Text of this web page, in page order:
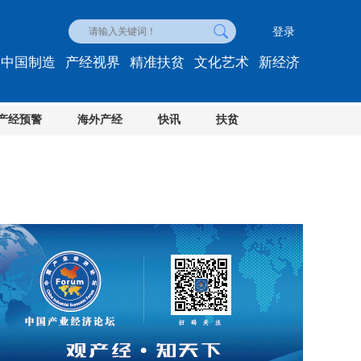
登录
经预警 海外产经 快讯 扶贫
中国制造 产经视界 精准扶贫 文化艺术 新经济